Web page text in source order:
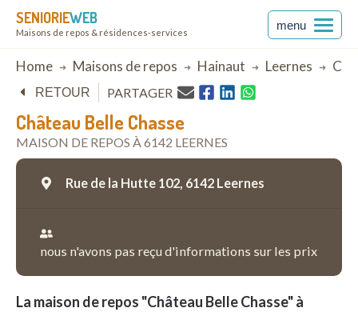
SENIORIEWEB
Maisons de repos & résidences-services
menu
Breadcrumb
Home Maisons de repos Hainaut Leernes
Château Belle Chasse
MAISON DE REPOS À 6142 LEERNES
RETOUR PARTAGER
Rue de la Hutte 102, 6142 Leernes
nous n'avons pas reçu d'informations sur les prix
La maison de repos "Château Belle Chasse" à